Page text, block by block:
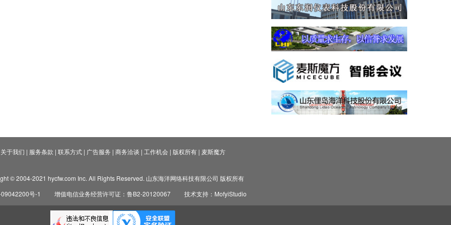
关于我们 | 服务条款 | 联系方式| 广告服务 | 商务洽谈 | 工作机会| 版权所有| 麦斯魔方
© 2004-2021 hycfw.com Inc. All Rights Reserved. 山东海洋网络科技有限公司 版权所有
号-1
增值电信业务经营许可证：鲁B2-20120067 技术支持：MofyiStudio